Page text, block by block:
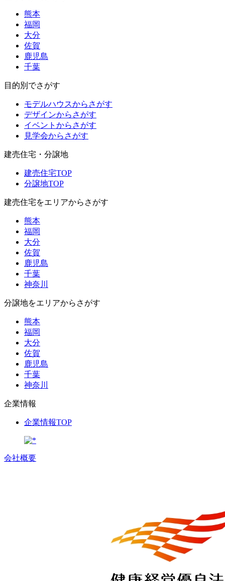
熊本
福岡
大分
佐賀
鹿児島
千葉
目的別でさがす
モデルハウスからさがす
デザインからさがす
イベントからさがす
見学会からさがす
建売住宅・分譲地
建売住宅TOP
分譲地TOP
建売住宅をエリアからさがす
熊本
福岡
大分
佐賀
鹿児島
千葉
神奈川
分譲地をエリアからさがす
熊本
福岡
大分
佐賀
鹿児島
千葉
神奈川
企業情報
企業情報TOP
会社概要